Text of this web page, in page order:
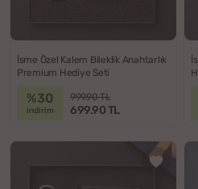
İsme Özel Kalem Bileklik Anahtarlık
Premium Hediye Seti
%30
indirim
999.90 TL
699.90 TL